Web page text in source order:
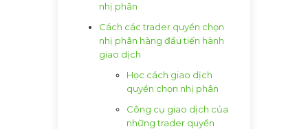
nhị phân
Cách các trader quyền chọn
nhị phân hàng đầu tiến hành
giao dịch
Học cách giao dịch
quyền chọn nhị phân
Công cụ giao dịch của
những trader quyền